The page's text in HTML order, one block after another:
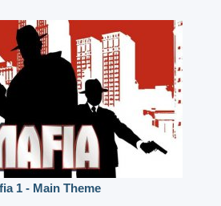
1 - Main Theme